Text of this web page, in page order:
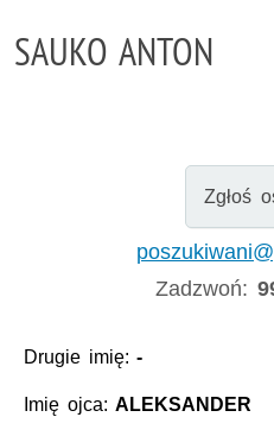
SAUKO ANTON
Zgłoś
Zadzwoń:
Drugie imię:-
Imię ojca:ALEKSANDER